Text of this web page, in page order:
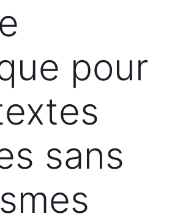
pour
sans